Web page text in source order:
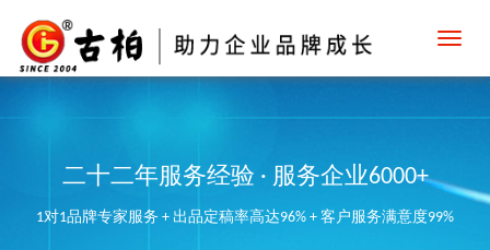
二十二年服务经验 · 服务企业6000+
1对1品牌专家服务 + 出品定稿率高达96% + 客户服务满意度99%